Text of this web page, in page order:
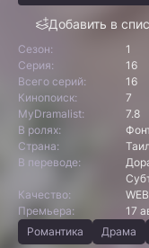
Добавить в
Сезон:
1
Серия:
16
Всего серий:
16
Кинопоиск:
7
MyDramalist:
7.8
В ролях:
Страна:
В переводе:
Качество:
Премьера:
17
Романтика
Драма